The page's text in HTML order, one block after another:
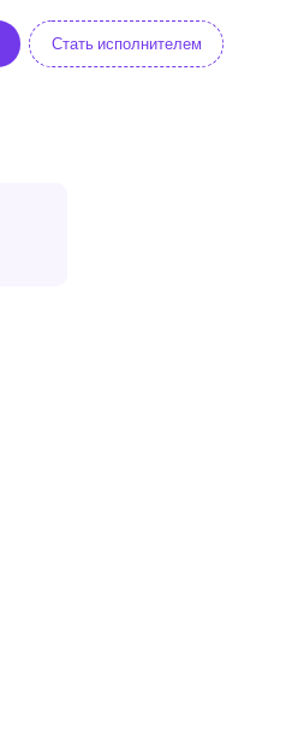
Стать исполнителем